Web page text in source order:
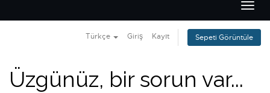
Türkçe Giriş Kayıt Sepeti Görüntüle
Üzgünüz, bir sorun var...